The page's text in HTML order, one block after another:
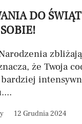
DO
że Twoja
12 Grudnia 2024